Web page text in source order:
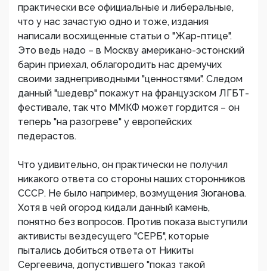
практически все официальные и либеральные,
что у нас зачастую одно и тоже, издания
написали восхищенные статьи о "Жар-птице".
Это ведь надо – в Москву американо-эстонский
барин приехал, облагородить нас дремучих
своими заднеприводными "ценностями". Следом
данный "шедевр" покажут на французском ЛГБТ-
фестивале, так что ММКФ может гордится – он
теперь "на разогреве" у европейских
педерастов.
Что удивительно, он практически не получил
никакого ответа со стороны наших сторонников
СССР. Не было например, возмущения Зюганова.
Хотя в чей огород кидали данный камень,
понятно без вопросов. Против показа выступили
активисты вездесущего "СЕРБ", которые
пытались добиться ответа от Никиты
Сергеевича, допустившего "показ такой